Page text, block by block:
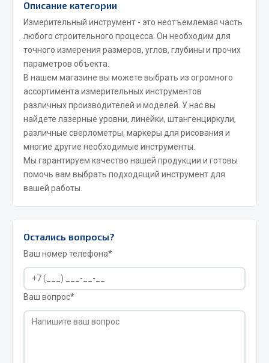
Фильтры
JSB
Mann-filter
Автоторг
Дифа
Цитрон
Фильтры DONALDSON
Показать ещё
Всё для сварки
Газосварка
Маски, краги сварщика
Сварочное оборудование
Сварочные материалы
Описание категории
Измерительный инструмент - это неотъемлемая часть
любого строительного процесса. Он необходим для
точного измерения размеров, углов, глубины и прочих
параметров объекта.
В нашем магазине вы можете выбрать из огромного
ассортимента измерительных инструментов
различных производителей и моделей. У нас вы
найдете лазерные уровни, линейки, штангенциркули,
различные сверлометры, маркеры для рисования и
многие другие необходимые инструменты.
Мы гарантируем качество нашей продукции и готовы
помочь вам выбрать подходящий инструмент для
вашей работы.
Остались вопросы?
Ваш номер телефона*
Ваш вопрос*